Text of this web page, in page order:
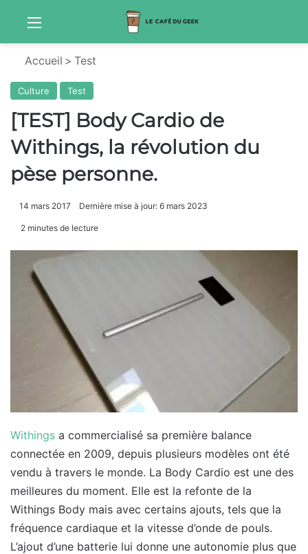
Accueil > Test
Culture Test
[TEST] Body Cardio de
Withings, la révolution du
pèse personne.
14 mars 2017 Dernière mise à jour: 6 mars 2023
2 minutes de lecture
Withings a commercialisé sa première balance
connectée en 2009, depuis plusieurs modèles ont été
vendu à travers le monde. La Body Cardio est une des
meilleures du moment. Elle est la refonte de la
Withings Body mais avec certains ajouts, tels que la
fréquence cardiaque et la vitesse d’onde de pouls.
L’ajout d’une batterie lui donne une autonomie plus que